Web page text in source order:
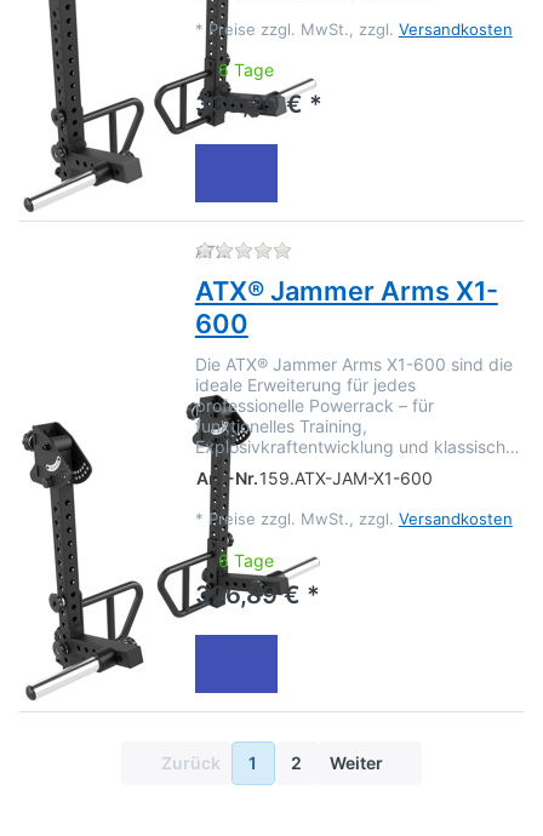
* Preise zzgl. MwSt., zzgl. Versandkosten
6 Tage
335,29 € *
ATX Zu diesem Produkt liegen
ATX® Jammer Arms X1-
600
Die ATX® Jammer Arms X1-600 sind die
ideale Erweiterung für jedes
professionelle Powerrack – für
funktionelles Training,
Explosivkraftentwicklung und klassisch…
Art.-Nr.159.ATX-JAM-X1-600
* Preise zzgl. MwSt., zzgl. Versandkosten
6 Tage
326,89 € *
Zurück 1 2 Weiter